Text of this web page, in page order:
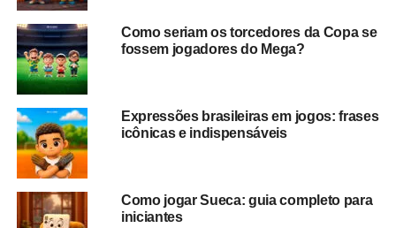
mesmo tempo e muito mais.
Comorigem provável na Chinaentre 243 a 181 a.C., antes
de qualquer um de nós pensar em existir, ele já tinha
visitado pelo menos cinco continentes.
No entanto, apesar de mundialmente conhecido, o
dominó nem sempre foi o jogo de pedras retangulares
que conhecemos hoje.
Na própria China, quando surgiu, especula-se que
Como seriam os torcedores da Copa se
fossem jogadores do Mega?
Expressões brasileiras em jogos: frases
icônicas e indispensáveis
Como jogar Sueca: guia completo para
iniciantes